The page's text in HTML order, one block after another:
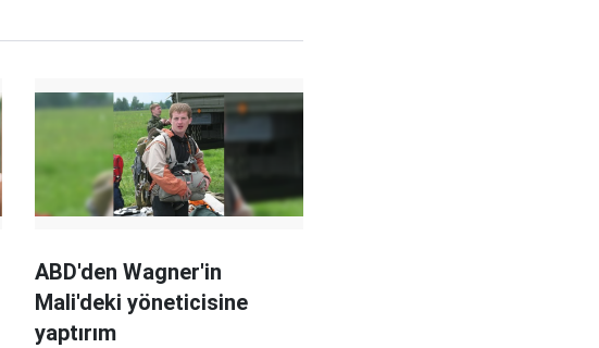
ABD'den Wagner'in
Mali'deki yöneticisine
yaptırım